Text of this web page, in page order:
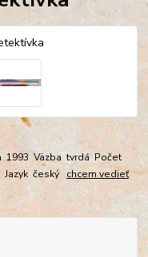
1993 Väzba tvrdá Počet
český chcem vedieť